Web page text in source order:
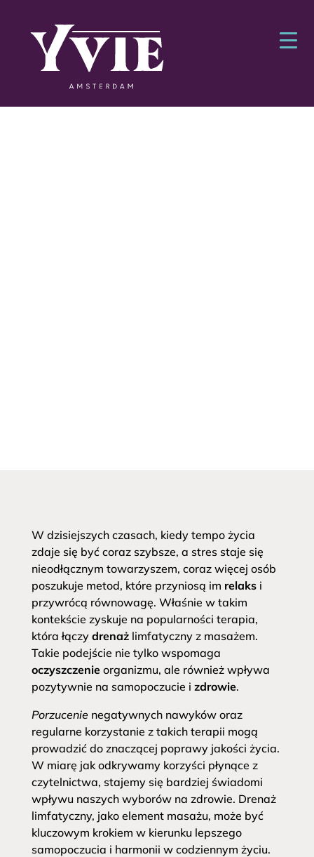
W dzisiejszych czasach, kiedy tempo życia
zdaje się być coraz szybsze, a stres staje się
nieodłącznym towarzyszem, coraz więcej osób
poszukuje metod, które przyniosą im relaksi
przywrócą równowagę. Właśnie w takim
kontekście zyskuje na popularności terapia,
która łączy drenażlimfatyczny z masażem.
Takie podejście nie tylko wspomaga
oczyszczenieorganizmu, ale również wpływa
pozytywnie na samopoczucie i zdrowie.
Porzucenie negatywnych nawyków oraz
regularne korzystanie z takich terapii mogą
prowadzić do znaczącej poprawy jakości życia.
W miarę jak odkrywamy korzyści płynące z
czytelnictwa, stajemy się bardziej świadomi
wpływu naszych wyborów na zdrowie. Drenaż
limfatyczny, jako element masażu, może być
kluczowym krokiem w kierunku lepszego
samopoczucia i harmonii w codziennym życiu.